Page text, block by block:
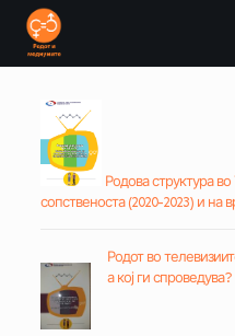
Родова структура
сопственоста (2020-2023) и на
Родот во
а кој ги спроведува?